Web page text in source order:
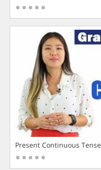
Present Continuous Tense